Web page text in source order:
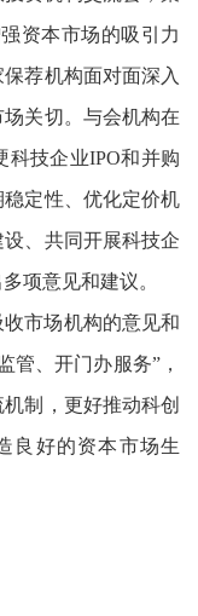
资本市场的吸引力
荐机构面对面深入
关切。与会机构在
科技企业IPO和并购
定性、优化定价机
、共同开展科技企
项意见和建议。
市场机构的意见和
管、开门办服务”，
制，更好推动科创
良好的资本市场生